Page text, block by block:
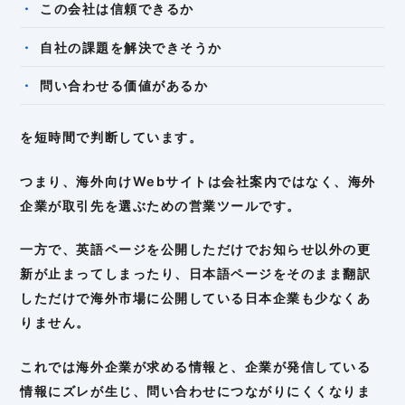
この会社は信頼できるか
自社の課題を解決できそうか
問い合わせる価値があるか
を短時間で判断しています。
つまり、海外向けWebサイトは会社案内ではなく、海外
企業が取引先を選ぶための営業ツールです。
一方で、英語ページを公開しただけでお知らせ以外の更
新が止まってしまったり、日本語ページをそのまま翻訳
しただけで海外市場に公開している日本企業も少なくあ
りません。
これでは海外企業が求める情報と、企業が発信している
情報にズレが生じ、問い合わせにつながりにくくなりま